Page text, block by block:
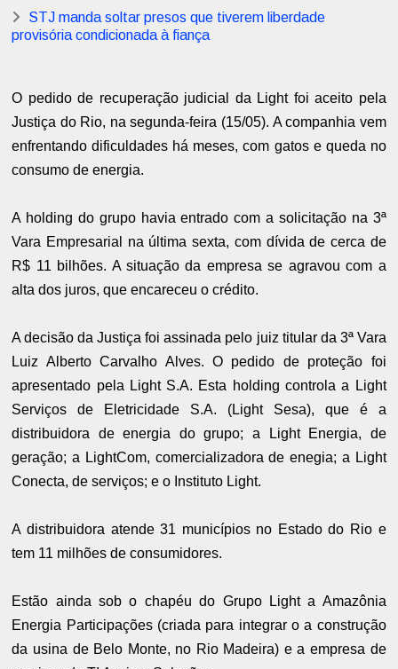
STJ manda soltar presos que tiverem liberdade
provisória condicionada à fiança
O pedido de recuperação judicial da Light foi aceito pela
Justiça do Rio, na segunda-feira (15/05). A companhia vem
enfrentando dificuldades há meses, com gatos e queda no
consumo de energia.
A holding do grupo havia entrado com a solicitação na 3ª
Vara Empresarial na última sexta, com dívida de cerca de
R$ 11 bilhões. A situação da empresa se agravou com a
alta dos juros, que encareceu o crédito.
A decisão da Justiça foi assinada pelo juiz titular da 3ª Vara
Luiz Alberto Carvalho Alves. O pedido de proteção foi
apresentado pela Light S.A. Esta holding controla a Light
Serviços de Eletricidade S.A. (Light Sesa), que é a
distribuidora de energia do grupo; a Light Energia, de
geração; a LightCom, comercializadora de enegia; a Light
Conecta, de serviços; e o Instituto Light.
A distribuidora atende 31 municípios no Estado do Rio e
tem 11 milhões de consumidores.
Estão ainda sob o chapéu do Grupo Light a Amazônia
Energia Participações (criada para integrar o a construção
da usina de Belo Monte, no Rio Madeira) e a empresa de